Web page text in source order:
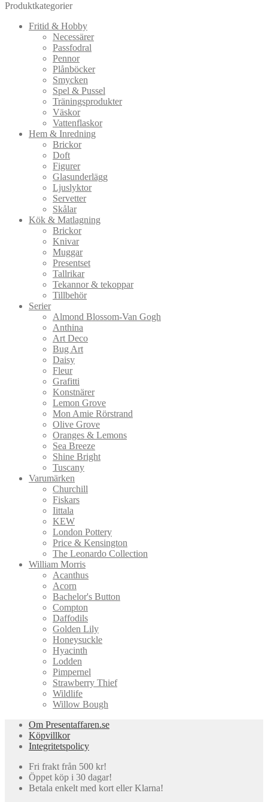
Produktkategorier
Fritid & Hobby
Necessärer
Passfodral
Pennor
Plånböcker
Smycken
Spel & Pussel
Träningsprodukter
Väskor
Vattenflaskor
Hem & Inredning
Brickor
Doft
Figurer
Glasunderlägg
Ljuslyktor
Servetter
Skålar
Kök & Matlagning
Brickor
Knivar
Muggar
Presentset
Tallrikar
Tekannor & tekoppar
Tillbehör
Serier
Almond Blossom-Van Gogh
Anthina
Art Deco
Bug Art
Daisy
Fleur
Grafitti
Konstnärer
Lemon Grove
Mon Amie Rörstrand
Olive Grove
Oranges & Lemons
Sea Breeze
Shine Bright
Tuscany
Varumärken
Churchill
Fiskars
Iittala
KEW
London Pottery
Price & Kensington
The Leonardo Collection
William Morris
Acanthus
Acorn
Bachelor's Button
Compton
Daffodils
Golden Lily
Honeysuckle
Hyacinth
Lodden
Pimpernel
Strawberry Thief
Wildlife
Willow Bough
Om Presentaffaren.se
Köpvillkor
Integritetspolicy
Fri frakt från 500 kr!
Öppet köp i 30 dagar!
Betala enkelt med kort eller Klarna!